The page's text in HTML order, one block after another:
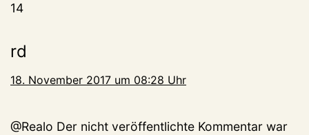
14
rd
18. November 2017 um 08:28 Uhr
@Realo Der nicht veröffentlichte Kommentar war